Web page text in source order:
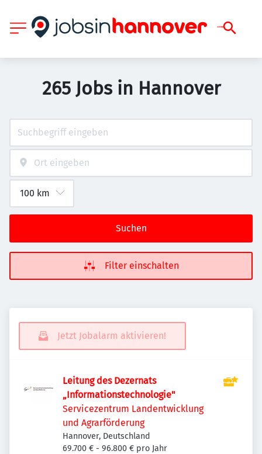
265 Jobs in Hannover
Suchen
Filter einschalten
Jetzt Jobalarm aktivieren!
Leitung des Dezernats
„Informationstechnologie"
Servicezentrum Landentwicklung
und Agrarförderung
Hannover, Deutschland
69.700 € - 96.800 € pro Jahr